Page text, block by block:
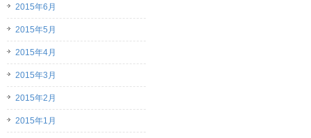
2015年6月
2015年5月
2015年4月
2015年3月
2015年2月
2015年1月